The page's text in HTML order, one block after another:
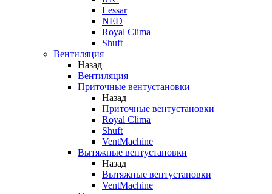
Lessar
NED
Royal Clima
Shuft
Вентиляция
Назад
Вентиляция
Приточные вентустановки
Назад
Приточные вентустановки
Royal Clima
Shuft
VentMachine
Вытяжные вентустановки
Назад
Вытяжные вентустановки
VentMachine